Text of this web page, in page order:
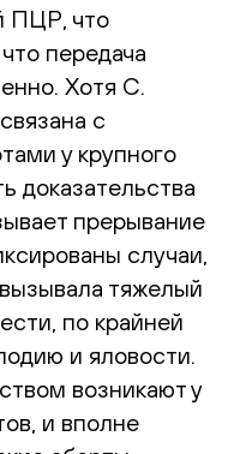
ПЦР, что
передача
Хотя C.
с
у крупного
доказательства
прерывание
случаи,
тяжелый
по крайней
и яловости.
возникают у
и вполне